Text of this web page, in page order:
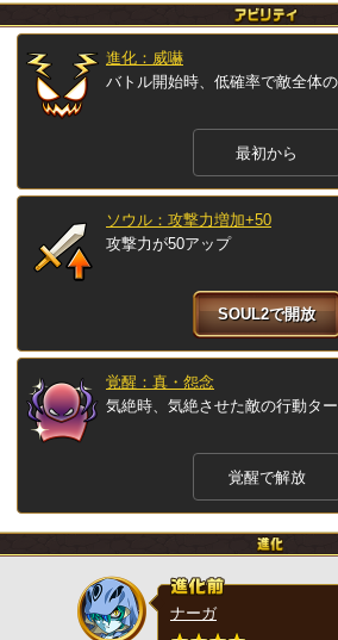
進化：威嚇
バトル開始時、低確率で敵全体
最初から
ソウル：攻撃力増加+50
攻撃力が50アップ
SOUL2で開放
覚醒：真・怨念
気絶時、気絶させた敵の行動タ
覚醒で解放
ナーガ